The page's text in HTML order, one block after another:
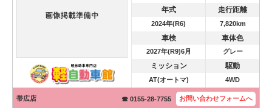
年式 走行距離
2024年(R6) 7,820km
車検 車体色
2027年(R9)6月 グレー
ミッション 駆動
AT(オートマ) 4WD
帯広店 ☎ 0155-28-7755 お問い合わせフォームへ